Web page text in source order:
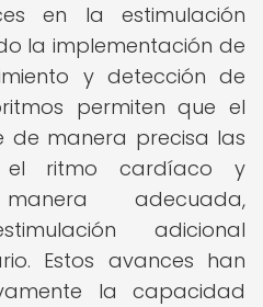
en la estimulación
la implementación de
y detección de
permiten que el
de manera precisa las
el ritmo cardíaco y
adecuada,
adicional
Estos avances han
la capacidad